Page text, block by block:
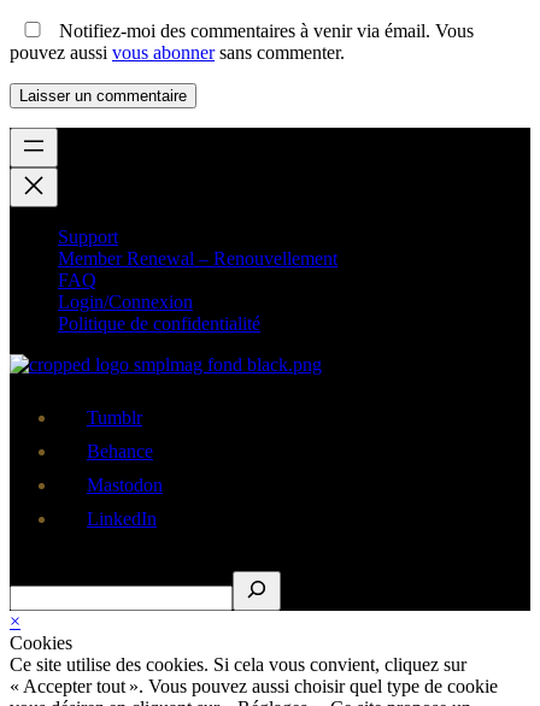
Notifiez-moi des commentaires à venir via émail. Vous
pouvez aussi vous abonnersans commenter.
Support
Member Renewal – Renouvellement
FAQ
Login/Connexion
Politique de confidentialité
Tumblr
Behance
Mastodon
LinkedIn
×
Cookies
Ce site utilise des cookies. Si cela vous convient, cliquez sur
« Accepter tout ». Vous pouvez aussi choisir quel type de cookie